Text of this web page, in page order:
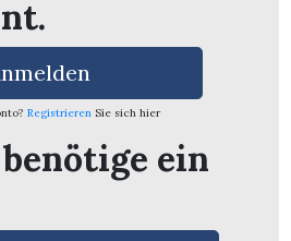
Registrieren Sie sich hier
ein